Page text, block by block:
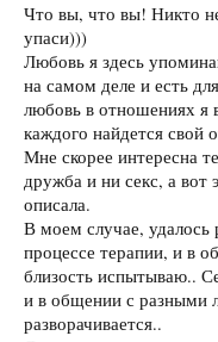
Что вы, что вы! Никто
упаси)))
Любовь я здесь
на самом деле и есть
любовь в отношениях я
каждого найдется свой
Мне скорее интересна
дружба и ни секс, а
описала.
В моем случае,
процессе терапии, и в
близость испытываю..
и в общении с разными
разворачивается..